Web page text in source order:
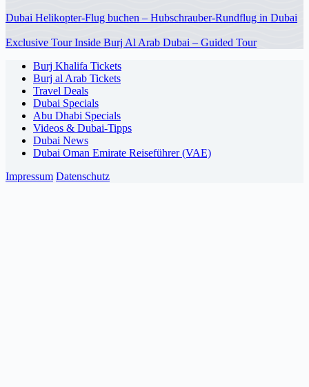
Dubai Helikopter-Flug buchen – Hubschrauber-Rundflug in Dubai
Exclusive Tour Inside Burj Al Arab Dubai – Guided Tour
Burj Khalifa Tickets
Burj al Arab Tickets
Travel Deals
Dubai Specials
Abu Dhabi Specials
Videos & Dubai-Tipps
Dubai News
Dubai Oman Emirate Reiseführer (VAE)
Impressum Datenschutz